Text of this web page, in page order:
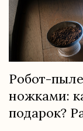
Робот-
ножками:
подарок?